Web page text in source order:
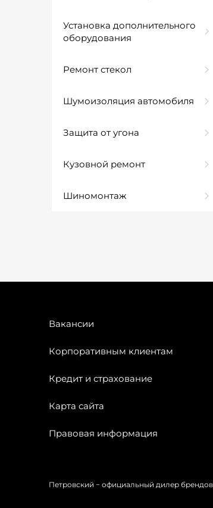
Установка дополнительного
оборудования
Ремонт стекол
Шумоизоляция автомобиля
Защита от угона
Кузовной ремонт
Шиномонтаж
Вакансии
Корпоративным клиентам
Кредит и страхование
Карта сайта
Правовая информация
Петровский − официальный дилер